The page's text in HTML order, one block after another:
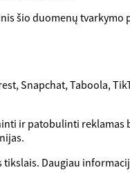
šio duomenų tvarkymo
Snapchat, Taboola,
ir patobulinti reklamas
Daugiau